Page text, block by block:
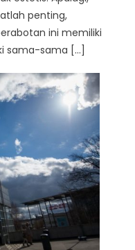
penting,
ini memiliki
sama-sama […]